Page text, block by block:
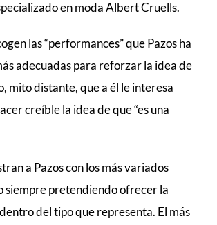
en moda Albert Cruells.
las “performances” que Pazos ha
adecuadas para reforzar la idea de
mito distante, que a él le interesa
creíble la idea de que “es una
a Pazos con los más variados
siempre pretendiendo ofrecer la
del tipo que representa. El más